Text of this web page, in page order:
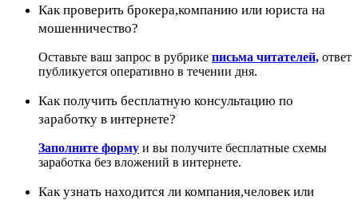
Как проверить брокера,компанию или юриста на
мошенничество?
Оставьте ваш запрос в рубрике письма читателей, ответ
публикуется оперативно в течении дня.
Как получить бесплатную консультацию по
заработку в интернете?
Заполните форму и вы получите бесплатные схемы
заработка без вложений в интернете.
Как узнать находится ли компания,человек или